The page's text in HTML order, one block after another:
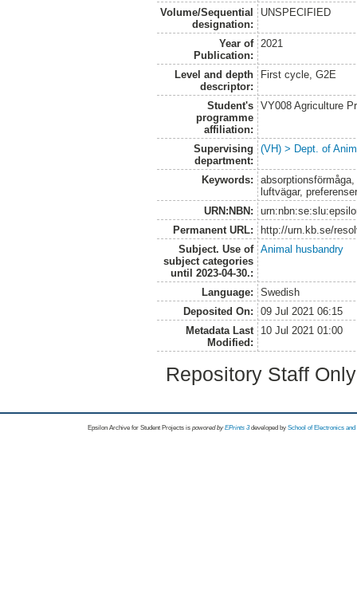
Volume/Sequential
designation:
UNSPECIFIED
Year of
Publication:
2021
Level and depth
descriptor:
First cycle, G2E
Student's
programme
affiliation:
VY008 Agriculture
Supervising
department:
(VH) > Dept. of
Keywords:
luftvägar,
URN:NBN:
Permanent URL:
http://urn.kb.se/
Subject. Use of
subject categories
until 2023-04-30.:
Animal husbandry
Language:
Swedish
Deposited On:
09 Jul 2021 06:15
Metadata Last
Modified:
10 Jul 2021 01:00
Repository Staff
Epsilon Archive for Student Projects is powored byEPrints 3 developed by School of Electronics